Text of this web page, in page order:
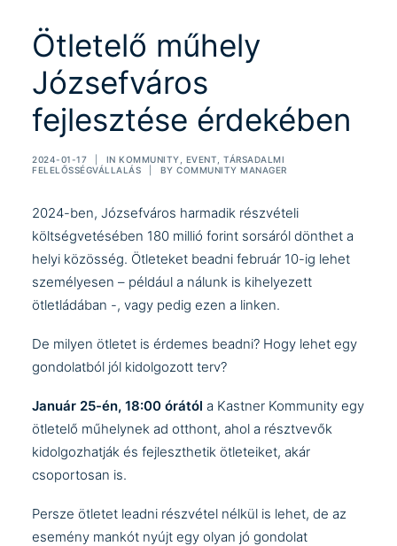
Ötletelő műhely
Józsefváros
fejlesztése érdekében
2024-01-17 IN KOMMUNITY EVENT
TÁRSADALMI
FELELŐSSÉGVÁLLALÁS
BY COMMUNITY MANAGER
2024-ben, Józsefváros harmadik részvételi
költségvetésében 180 millió forint sorsáról dönthet a
helyi közösség. Ötleteket beadni február 10-ig lehet
személyesen – például a nálunk is kihelyezett
ötletládában -, vagy pedig ezen a linken.
De milyen ötletet is érdemes beadni? Hogy lehet egy
gondolatból jól kidolgozott terv?
Január 25-én, 18:00 órától a Kastner Kommunity egy
ötletelő műhelynek ad otthont, ahol a résztvevők
kidolgozhatják és fejleszthetik ötleteiket, akár
csoportosan is.
Persze ötletet leadni részvétel nélkül is lehet, de az
esemény mankót nyújt egy olyan jó gondolat